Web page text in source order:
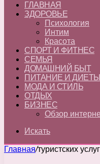
ГЛАВНАЯ
ЗДОРОВЬЕ
Психология
Интим
Красота
СПОРТ И ФИТНЕС
СЕМЬЯ
ДОМАШНИЙ БЫТ
ПИТАНИЕ И ДИЕТЫ
МОДА И СТИЛЬ
ОТДЫХ
БИЗНЕС
Обзор
Искать
Главная/туристских услуг